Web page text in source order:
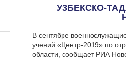
УЗБЕКСКО-
В сентябре
учений «Центр-2019» по
области, сообщает РИА